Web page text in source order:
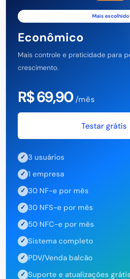
Mais escolhido
Econômico
Mais controle e praticidade para
crescimento.
R$ 69,90 /mês
Testar grátis
✓ 3 usuários
✓ 1 empresa
✓ 30 NF-e por mês
✓ 30 NFS-e por mês
✓ 50 NFC-e por mês
✓ Sistema completo
✓ PDV/Venda balcão
✓ Suporte e atualizações grátis